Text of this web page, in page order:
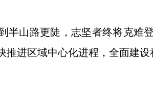
山路更陡，志坚者终将克难
进区域中心化进程，全面建